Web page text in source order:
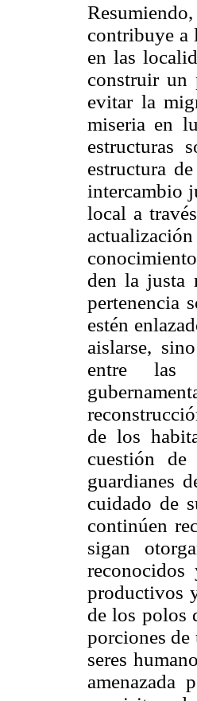
contribuye a
en las
construir un
evitar la
miseria en
estructuras
estructura
intercambio
local a
den la justa
pertenencia
estén
aislarse,
entre las
de los
cuestión
guardianes
cuidado de
continúen
sigan
productivos
de los polos
porciones de
seres
amenazada